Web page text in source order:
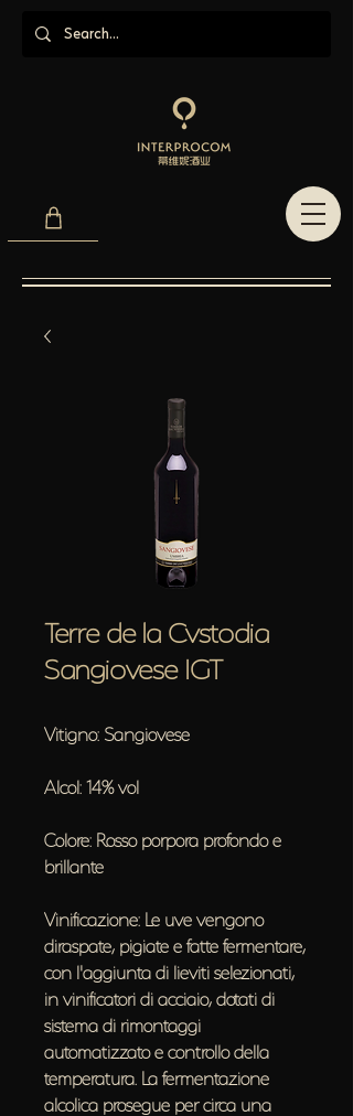
Terre de la Cvstodia
Sangiovese IGT
Vitigno: Sangiovese
Alcol: 14% vol
Colore: Rosso porpora profondo e
brillante
Vinificazione: Le uve vengono
diraspate, pigiate e fatte fermentare,
con l'aggiunta di lieviti selezionati,
in vinificatori di acciaio, dotati di
sistema di rimontaggi
automatizzato e controllo della
temperatura. La fermentazione
alcolica prosegue per circa una